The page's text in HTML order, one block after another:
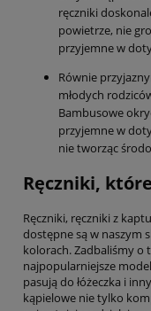
ręczniki
powietrze, nie
przyjemne w
Równie
młodych
Bambusowe
przyjemne w
nie tworząc
Ręczniki,
Ręczniki, ręczniki z
dostępne są w naszym
kolorach. Zadbaliśmy o
najpopularniejsze
pasują do łóżeczka i
kąpielowe nie tylko